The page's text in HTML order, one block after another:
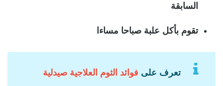
السابقة
تقوم بأكل علبة صباحا مساءا
تعرف على فوائد الثوم العلاجية صيدلية